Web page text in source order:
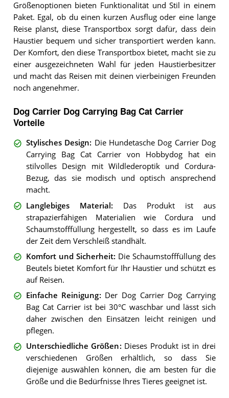
Größenoptionen bieten Funktionalität und Stil in einem
Paket. Egal, ob du einen kurzen Ausflug oder eine lange
Reise planst, diese Transportbox sorgt dafür, dass dein
Haustier bequem und sicher transportiert werden kann.
Der Komfort, den diese Transportbox bietet, macht sie zu
einer ausgezeichneten Wahl für jeden Haustierbesitzer
und macht das Reisen mit deinen vierbeinigen Freunden
noch angenehmer.
Dog Carrier Dog Carrying Bag Cat Carrier
Vorteile
Stylisches Design: Die Hundetasche Dog Carrier Dog
Carrying Bag Cat Carrier von Hobbydog hat ein
stilvolles Design mit Wildlederoptik und Cordura-
Bezug, das sie modisch und optisch ansprechend
macht.
Langlebiges Material: Das Produkt ist aus
strapazierfähigen Materialien wie Cordura und
Schaumstofffüllung hergestellt, so dass es im Laufe
der Zeit dem Verschleiß standhält.
Komfort und Sicherheit: Die Schaumstofffüllung des
Beutels bietet Komfort für Ihr Haustier und schützt es
auf Reisen.
Einfache Reinigung: Der Dog Carrier Dog Carrying
Bag Cat Carrier ist bei 30°C waschbar und lässt sich
daher zwischen den Einsätzen leicht reinigen und
pflegen.
Unterschiedliche Größen: Dieses Produkt ist in drei
verschiedenen Größen erhältlich, so dass Sie
diejenige auswählen können, die am besten für die
Größe und die Bedürfnisse Ihres Tieres geeignet ist.